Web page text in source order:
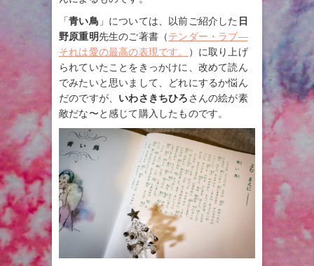
「青い鳥 」については、以前ご紹介した 日
野原重明先生のご著書（テンダー・ラブ―
それは愛の最高の表現です。
）に取り上げ
られていたことをきっかけに、改めて読ん
でみたいと思いまして、どれにするか悩ん
だのですが、 いわさきちひろ さんの絵が素
敵だな〜と感じて購入したものです。